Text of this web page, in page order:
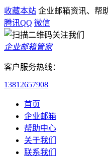
收藏本站 企业邮箱资讯、帮
腾讯QQ 微信
企业邮箱管家
客户服务热线：
13812657908
首页
企业邮箱
帮助中心
关于我们
联系我们